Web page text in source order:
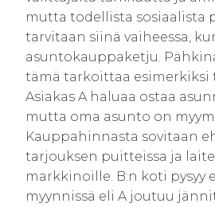
mutta todellista sosiaalista
tarvitaan siinä vaiheessa,
asuntokauppaketju.
tämä tarkoittaa esimerkiksi
Asiakas A haluaa ostaa
mutta oma asunto on
Kauppahinnasta sovitaan
tarjouksen puitteissa ja
markkinoille. B:n koti pysyy
myynnissä eli A joutuu